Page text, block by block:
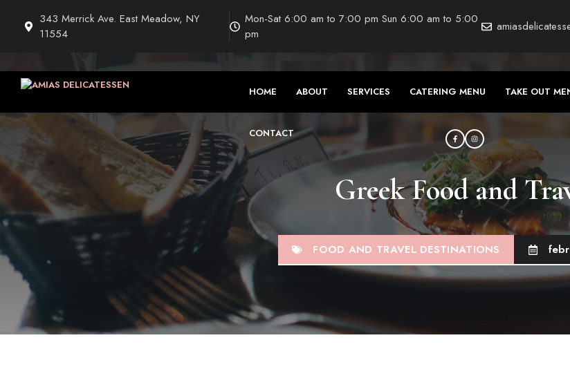
343 Merrick Ave. East Meadow, NY
11554
Mon-Sat 6:00 am to 7:00 pm Sun 6:00 am to 5:00
pm
HOME ABOUT SERVICES CATERING MENU TAKE OUT
CONTACT
Greek Food and
FOOD AND TRAVEL DESTINATIONS